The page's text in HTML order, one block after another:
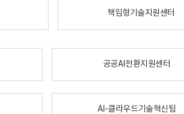
책임형기술지원센터
공공AI전환지원센터
AI-클라우드기술혁신팀